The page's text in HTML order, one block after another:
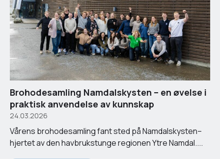
Brohodesamling Namdalskysten – en øvelse i
praktisk anvendelse av kunnskap
24.03.2026
Vårens brohodesamling fant sted på Namdalskysten–
hjertet av den havbrukstunge regionen Ytre Namdal....